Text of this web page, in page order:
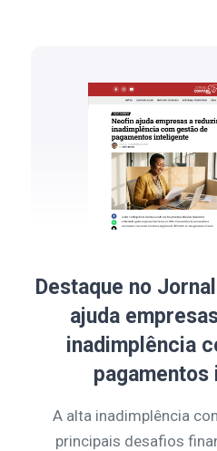
Destaque no
ajuda
inadimplência
A alta inadimplência
principais desafios